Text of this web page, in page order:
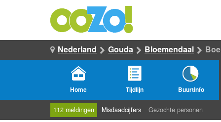
Nederland Gouda Bloemendaal
Home Tijdlijn Buurtinfo
112 meldingen Misdaadcijfers Gezochte personen